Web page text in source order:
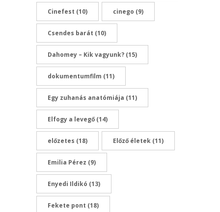
Cinefest (10) cinego (9)
Csendes barát (10)
Dahomey – Kik vagyunk? (15)
dokumentumfilm (11)
Egy zuhanás anatómiája (11)
Elfogy a levegő (14)
előzetes (18) Előző életek (11)
Emilia Pérez (9)
Enyedi Ildikó (13)
Fekete pont (18)